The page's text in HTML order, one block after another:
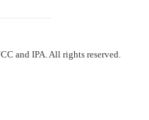
and IPA. All rights reserved.